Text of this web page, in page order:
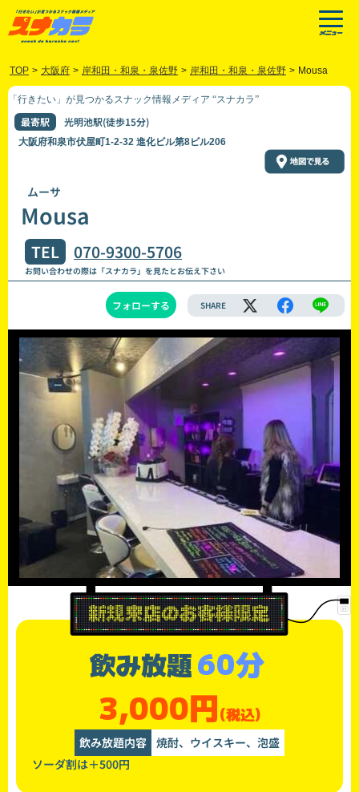
TOP > 大阪府 > 岸和田・和泉・泉佐野 > 岸和田・和泉・泉佐野 > Mousa
「行きたい」が見つかるスナック情報メディア “スナカラ”
最寄駅 光明池駅(徒歩15分)
大阪府和泉市伏屋町1-2-32 進化ビル第8ビル206
ムーサ
Mousa
TEL 070-9300-5706
お問い合わせの際は「スナカラ」を見たとお伝え下さい
フォローする SHARE
飲み放題60分
3,000円(税込)
飲み放題内容 焼酎、ウイスキー、泡盛
ソーダ割は＋500円